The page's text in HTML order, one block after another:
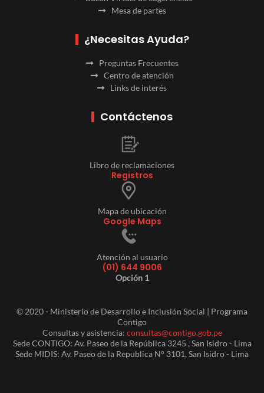
Mesa de partes
¿Necesitas Ayuda?
Preguntas Frecuentes
Centro de atención
Links de interés
Contáctenos
Libro de reclamaciones
Registros
Mapa de ubicación
Google Maps
Atención al usuario
(01) 644 9006
Opción 1
© 2020 - Ministerio de Desarrollo e Inclusión Social | Programa
Contigo
Consultas y asistencia: consultas@contigo.gob.pe
Sede CONTIGO: Av. Paseo de la República 3245 , San Isidro - Lima
Sede MIDIS: Av. Paseo de la Republica N° 3101, San Isidro - Lima